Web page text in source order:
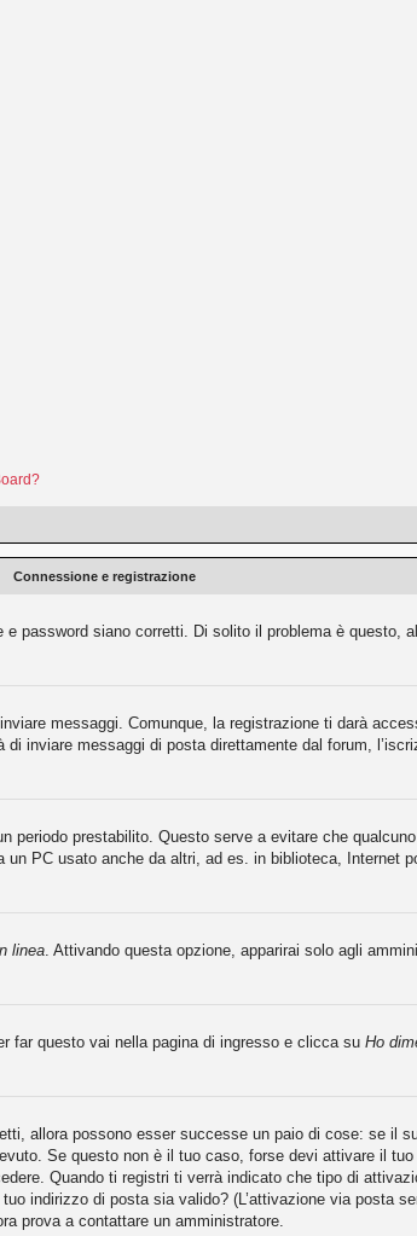
Connessione e registrazione
password siano corretti. Di solito il problema è questo,
messaggi. Comunque, la registrazione ti darà
inviare messaggi di posta direttamente dal forum,
periodo prestabilito. Questo serve a evitare che
PC usato anche da altri, ad es. in biblioteca,
linea. Attivando questa opzione, apparirai solo agli
far questo vai nella pagina di ingresso e clicca suHo
allora possono esser successe un paio di cose: se il
Se questo non è il tuo caso, forse devi attivare il
Quando ti registri ti verrà indicato che tipo di
indirizzo di posta sia valido? (L’attivazione via posta
prova a contattare un amministratore.